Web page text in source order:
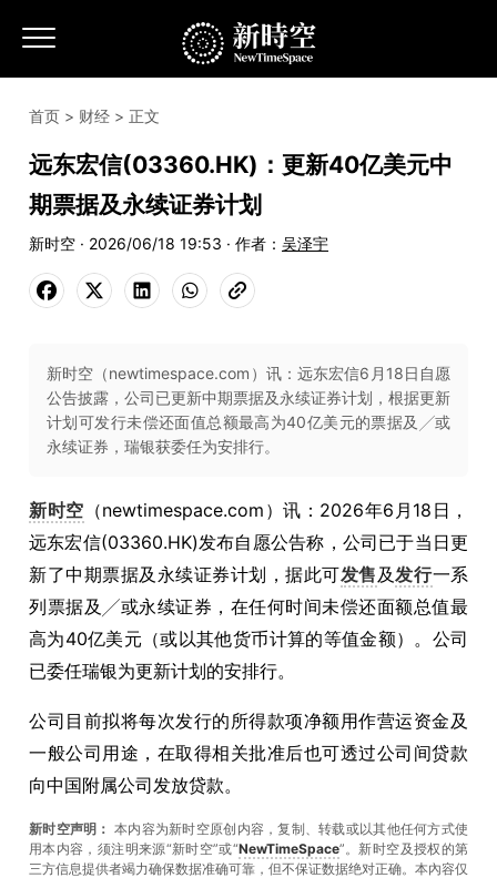
首页 > 财经 > 正文
远东宏信(03360.HK)：更新40亿美元中
期票据及永续证券计划
新时空 · 2026/06/18 19:53 · 作者： 吴泽宇
新时空（newtimespace.com）讯：远东宏信6月18日自愿
公告披露，公司已更新中期票据及永续证券计划，根据更新
计划可发行未偿还面值总额最高为40亿美元的票据及╱或
永续证券，瑞银获委任为安排行。
新时空 （newtimespace.com）讯：2026年6月18日，
远东宏信(03360.HK)发布自愿公告称，公司已于当日更
新了中期票据及永续证券计划，据此可发售及发行一系
列票据及╱或永续证券，在任何时间未偿还面额总值最
高为40亿美元（或以其他货币计算的等值金额）。公司
已委任瑞银为更新计划的安排行。
公司目前拟将每次发行的所得款项净额用作营运资金及
一般公司用途，在取得相关批准后也可透过公司间贷款
向中国附属公司发放贷款。
新时空声明： 本内容为新时空原创内容，复制、转载或以其他任何方式使
用本内容，须注明来源“新时空”或“NewTimeSpace”。新时空及授权的第
三方信息提供者竭力确保数据准确可靠，但不保证数据绝对正确。本內容仅